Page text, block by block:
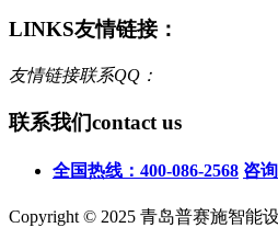
LINKS友情链接：
友情链接联系QQ：
联系我们contact us
全国热线：400-086-2568 咨
Copyright © 2025 青岛普赛施智能